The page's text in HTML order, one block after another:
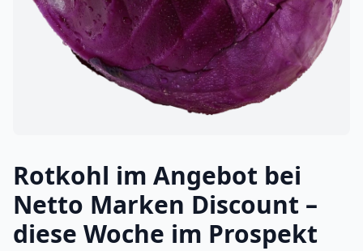
Rotkohl im Angebot bei
Netto Marken Discount –
diese Woche im Prospekt